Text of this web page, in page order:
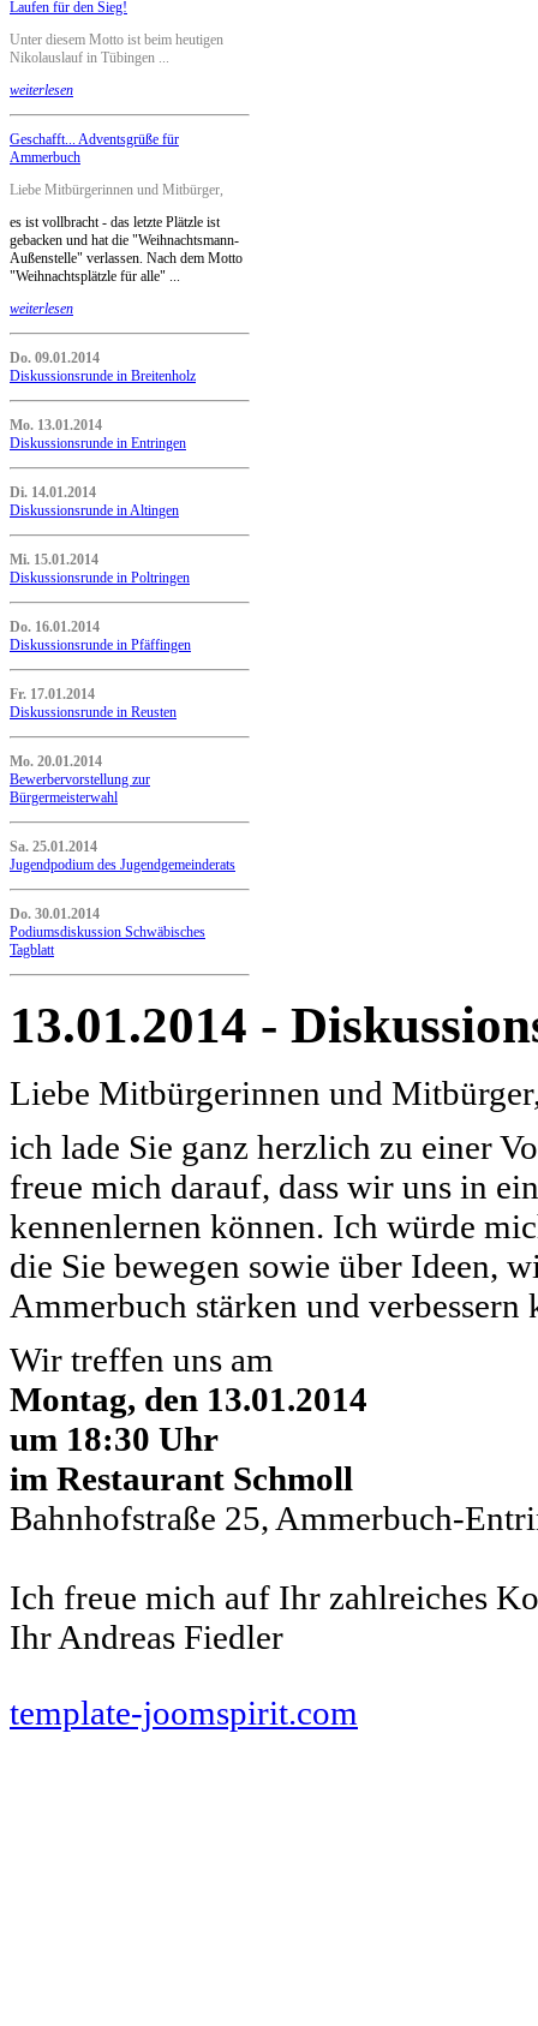
Laufen für den Sieg!
Unter diesem Motto ist beim heutigen
Nikolauslauf in Tübingen ...
weiterlesen
Geschafft... Adventsgrüße für
Ammerbuch
Liebe Mitbürgerinnen und Mitbürger,
es ist vollbracht - das letzte Plätzle ist
gebacken und hat die "Weihnachtsmann-
Außenstelle" verlassen. Nach dem Motto
"Weihnachtsplätzle für alle" ...
weiterlesen
Do. 09.01.2014
Diskussionsrunde in Breitenholz
Mo. 13.01.2014
Diskussionsrunde in Entringen
Di. 14.01.2014
Diskussionsrunde in Altingen
Mi. 15.01.2014
Diskussionsrunde in Poltringen
Do. 16.01.2014
Diskussionsrunde in Pfäffingen
Fr. 17.01.2014
Diskussionsrunde in Reusten
Mo. 20.01.2014
Bewerbervorstellung zur
Bürgermeisterwahl
Sa. 25.01.2014
Jugendpodium des Jugendgemeinderats
Do. 30.01.2014
Podiumsdiskussion Schwäbisches
Tagblatt
13.01.2014 -
Liebe Mitbürgerinnen und
ich lade Sie ganz herzlich zu einer
freue mich darauf, dass wir uns in
kennenlernen können. Ich würde
die Sie bewegen sowie über Ideen,
Ammerbuch stärken und verbessern
Wir treffen uns am
Montag, den 13.01.2014
um 18:30 Uhr
im Restaurant Schmoll
Bahnhofstraße 25, Ammerbuch-
Ich freue mich auf Ihr zahlreiches
Ihr Andreas Fiedler
template-joomspirit.com